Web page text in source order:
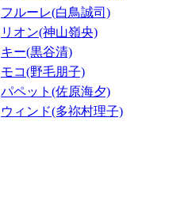
フルーレ(白鳥誠司)
リオン(神山嶺央)
キー(黒谷清)
モコ(野毛朋子)
パペット(佐原海夕)
ウィンド(多祢村理子)